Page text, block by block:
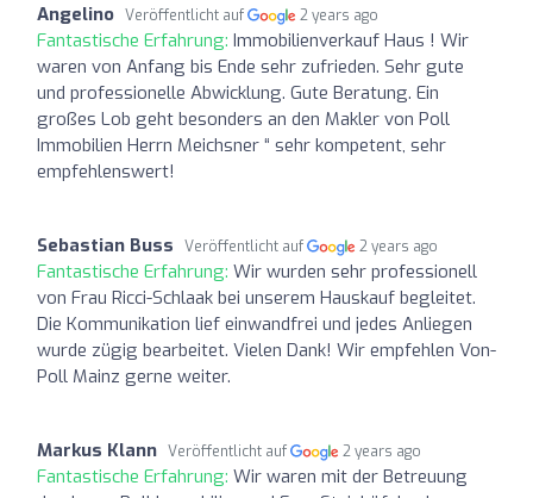
Angelino Veröffentlicht auf 2 years ago
Fantastische Erfahrung: Immobilienverkauf Haus ! Wir
waren von Anfang bis Ende sehr zufrieden. Sehr gute
und professionelle Abwicklung. Gute Beratung. Ein
großes Lob geht besonders an den Makler von Poll
Immobilien Herrn Meichsner “ sehr kompetent, sehr
empfehlenswert!
Sebastian Buss Veröffentlicht auf 2 years ago
Fantastische Erfahrung: Wir wurden sehr professionell
von Frau Ricci-Schlaak bei unserem Hauskauf begleitet.
Die Kommunikation lief einwandfrei und jedes Anliegen
wurde zügig bearbeitet. Vielen Dank! Wir empfehlen Von-
Poll Mainz gerne weiter.
Markus Klann Veröffentlicht auf 2 years ago
Fantastische Erfahrung: Wir waren mit der Betreuung